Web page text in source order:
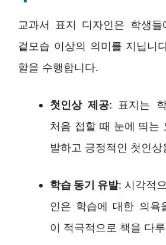
교과서 표지 디자인은 학생
겉모습 이상의 의미를 지닙니
할을 수행합니다.
첫인상 제공: 표지는
처음 접할 때 눈에 띄는
발하고 긍정적인 첫인
학습 동기 유발: 시각적
인은 학습에 대한 의욕
이 적극적으로 책을 다